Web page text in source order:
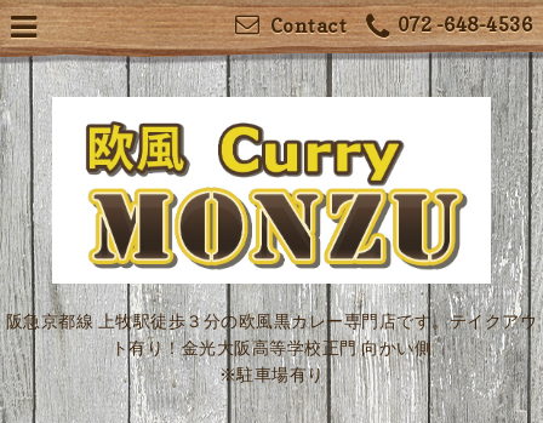
072 -648-4536
Contact
阪急京都線 上牧駅徒歩３分の欧風黒カレー専門店です。テイクアウ
ト有り！金光大阪高等学校正門 向かい側
※駐車場有り